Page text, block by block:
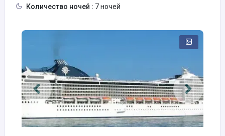
Количество ночей : 7 ночей